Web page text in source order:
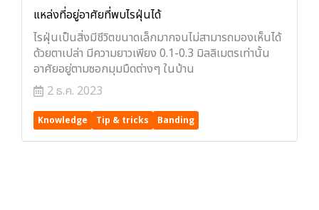
แหล่งที่อยู่อาศัยที่พบไรฝุ่นได้
ไรฝุ่นเป็นสิ่งมีชีวิตขนาดเล็กมากจนไม่สามารถมองเห็นได้
ด้วยตาเปล่า มีความยาวเพียง 0.1-0.3 มิลลิเมตรเท่านั้น
อาศัยอยู่ตามซอกมุมมืดต่างๆ ในบ้าน
2 ธ.ค. 2023
Knowledge Tip & tricks Banding